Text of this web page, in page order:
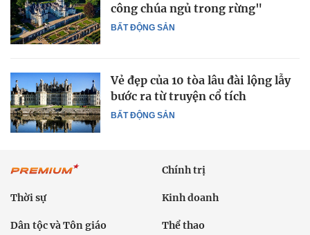
BẤT ĐỘNG SẢN
công chúa ngủ trong rừng"
BẤT ĐỘNG SẢN
Vẻ đẹp của 10 tòa lâu đài lộng lẫy
bước ra từ truyện cổ tích
Chính trị
Thời sự Kinh doanh
Dân tộc và Tôn giáo Thể thao